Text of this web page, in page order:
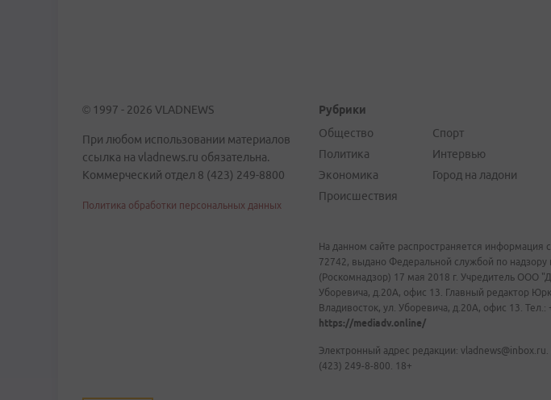
© 1997 - 2026 VLADNEWS
При любом использовании материалов
ссылка на vladnews.ru обязательна.
Коммерческий отдел 8 (423) 249-8800
Политика обработки персональных данных
Рубрики
Общество
Политика
Экономика
Происшествия
Спорт
Интервью
Город на ладони
На данном сайте распространяется информация
72742, выдано Федеральной службой по
(Роскомнадзор) 17 мая 2018 г. Учредитель ООО
Уборевича, д.20А, офис 13. Главный редактор
Владивосток, ул. Уборевича, д.20А, офис 13. Тел.:
https://mediadv.online/
Электронный адрес редакции:
(423) 249-8-800. 18+